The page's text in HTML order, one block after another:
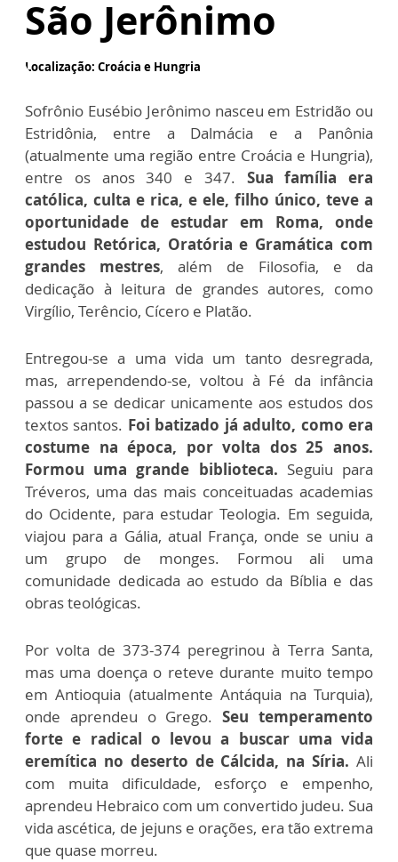
São Jerônimo
Localização: Croácia e Hungria
Sofrônio Eusébio Jerônimo nasceu em Estridão ou
Estridônia, entre a Dalmácia e a Panônia
(atualmente uma região entre Croácia e Hungria),
entre os anos 340 e 347. Sua família era
católica, culta e rica, e ele, filho único, teve a
oportunidade de estudar em Roma, onde
estudou Retórica, Oratória e Gramática com
grandes mestres, além de Filosofia, e da
dedicação à leitura de grandes autores, como
Virgílio, Terêncio, Cícero e Platão.
Entregou-se a uma vida um tanto desregrada,
mas, arrependendo-se, voltou à Fé da infância
passou a se dedicar unicamente aos estudos dos
textos santos. Foi batizado já adulto, como era
costume na época, por volta dos 25 anos.
Formou uma grande biblioteca. Seguiu para
Tréveros, uma das mais conceituadas academias
do Ocidente, para estudar Teologia. Em seguida,
viajou para a Gália, atual França, onde se uniu a
um grupo de monges. Formou ali uma
comunidade dedicada ao estudo da Bíblia e das
obras teológicas.
Por volta de 373-374 peregrinou à Terra Santa,
mas uma doença o reteve durante muito tempo
em Antioquia (atualmente Antáquia na Turquia),
onde aprendeu o Grego.Seu temperamento
forte e radical o levou a buscar uma vida
eremítica no deserto de Cálcida, na Síria. Ali
com muita dificuldade, esforço e empenho,
aprendeu Hebraico com um convertido judeu. Sua
vida ascética, de jejuns e orações, era tão extrema
que quase morreu.